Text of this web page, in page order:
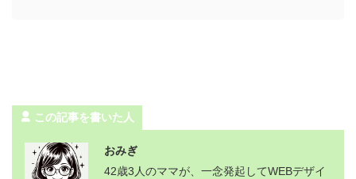
この記事を書いた人
おみぎ
42歳3人のママが、一念発起してWEBデザイ